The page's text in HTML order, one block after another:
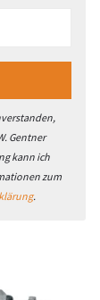
Gentner
kann ich
zum
.